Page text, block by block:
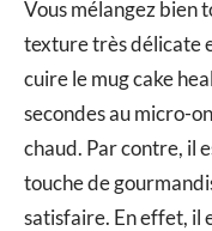
Vous mélangez bien
texture très délicate
cuire le mug cake
secondes au micro-
chaud. Par contre, il
touche de
satisfaire. En effet, il